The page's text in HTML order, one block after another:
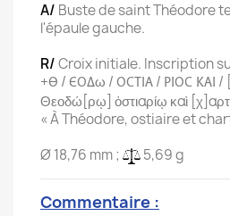
A/ Buste de saint Théodore
l'épaule gauche.
R/Croix initiale. Inscription
+Θ / EOΔω / OCTIA / PIOC KAI / [
Θεοδώ[ρῳ] ὀστιαρίῳ καὶ
« À Théodore, ostiaire et
Ø 18,76 mm ;
5,69 g
Commentaire :